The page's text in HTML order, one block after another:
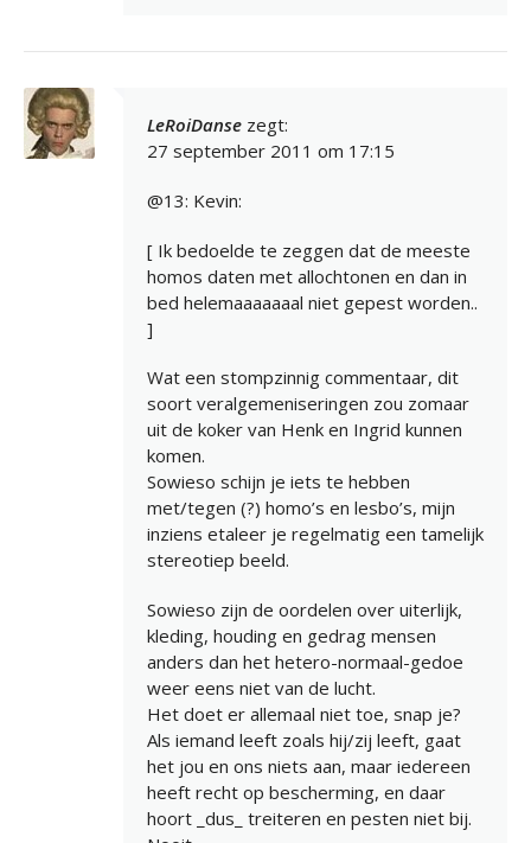
LeRoiDanse zegt:
27 september 2011 om 17:15
@13: Kevin:
[ Ik bedoelde te zeggen dat de meeste
homos daten met allochtonen en dan in
bed helemaaaaaaal niet gepest worden..
]
Wat een stompzinnig commentaar, dit
soort veralgemeniseringen zou zomaar
uit de koker van Henk en Ingrid kunnen
komen.
Sowieso schijn je iets te hebben
met/tegen (?) homo’s en lesbo’s, mijn
inziens etaleer je regelmatig een tamelijk
stereotiep beeld.
Sowieso zijn de oordelen over uiterlijk,
kleding, houding en gedrag mensen
anders dan het hetero-normaal-gedoe
weer eens niet van de lucht.
Het doet er allemaal niet toe, snap je?
Als iemand leeft zoals hij/zij leeft, gaat
het jou en ons niets aan, maar iedereen
heeft recht op bescherming, en daar
hoort _dus_ treiteren en pesten niet bij.